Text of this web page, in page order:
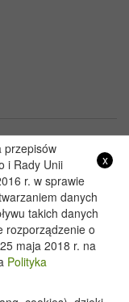
w Lublinie
x
przepisów
i Rady Unii
r. w sprawie
danych
takich danych
rozporządzenie o
maja 2018 r. na
Polityka